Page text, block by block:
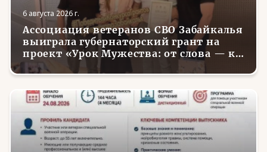
6 августа 2026 г.
Ассоциация ветеранов СВО Забайкалья
выиграла губернаторский грант на
проект «Урок Мужества: от слова — к
делу»